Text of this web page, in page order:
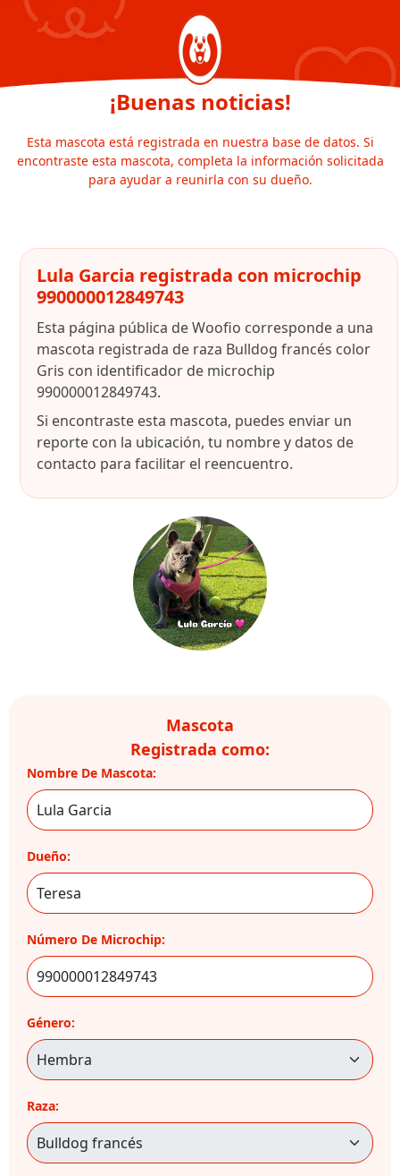
¡Buenas noticias!
Esta mascota está registrada en nuestra base de datos. Si
encontraste esta mascota, completa la información solicitada
para ayudar a reunirla con su dueño.
Lula Garcia registrada con microchip
990000012849743
Esta página pública de Woofio corresponde a una
mascota registrada de raza Bulldog francés color
Gris con identificador de microchip
990000012849743.
Si encontraste esta mascota, puedes enviar un
reporte con la ubicación, tu nombre y datos de
contacto para facilitar el reencuentro.
Mascota
Registrada como:
Nombre De Mascota:
Dueño:
Número De Microchip:
Género:
Raza: